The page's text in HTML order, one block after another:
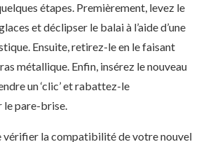
étapes. Premièrement, levez le
et déclipser le balai à l’aide d’une
Ensuite, retirez-le en le faisant
métallique. Enfin, insérez le nouveau
un ‘clic’ et rabattez-le
le pare-brise.
vérifier la compatibilité de votre nouvel